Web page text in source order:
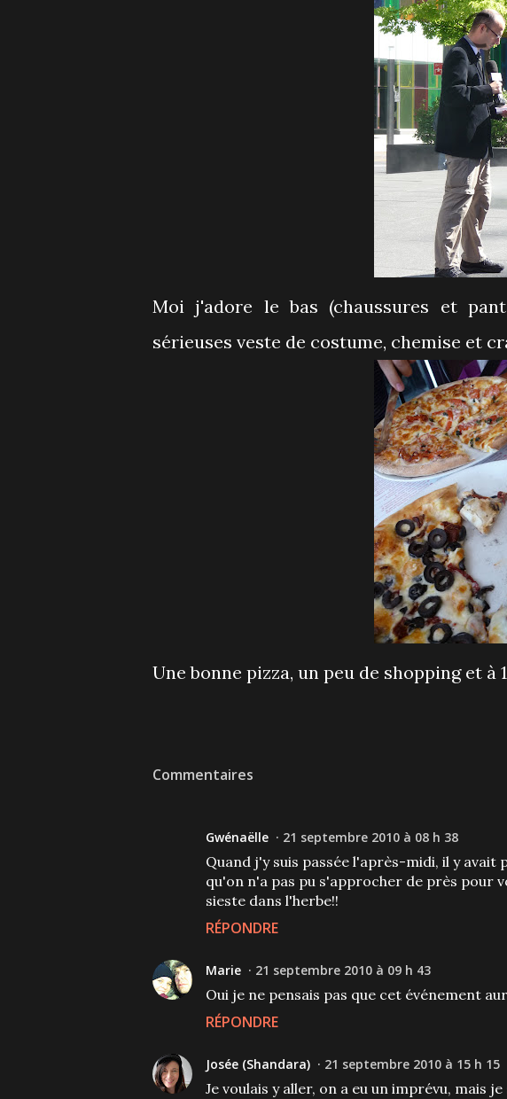
Moi j'adore le bas (chaussures et
sérieuses veste de costume, chemise et
Une bonne pizza, un peu de shopping et à
Commentaires
Gwénaëlle 21 septembre 2010 à 08 h 38
Quand j'y suis passée l'après-midi, il y
qu'on n'a pas pu s'approcher de près pour
sieste dans l'herbe!!
RÉPONDRE
Marie 21 septembre 2010 à 09 h 43
Oui je ne pensais pas que cet événement
RÉPONDRE
Josée (Shandara) 21 septembre 2010 à 15 h 15
Je voulais y aller, on a eu un imprévu, mais